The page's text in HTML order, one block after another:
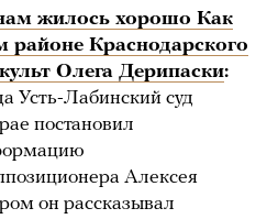
жилось хорошо Как
районе Краснодарского
Олега Дерипаски:
Усть-Лабинский суд
постановил
Алексея
он рассказывал